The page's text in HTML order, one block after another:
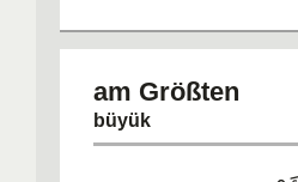
am
büyük